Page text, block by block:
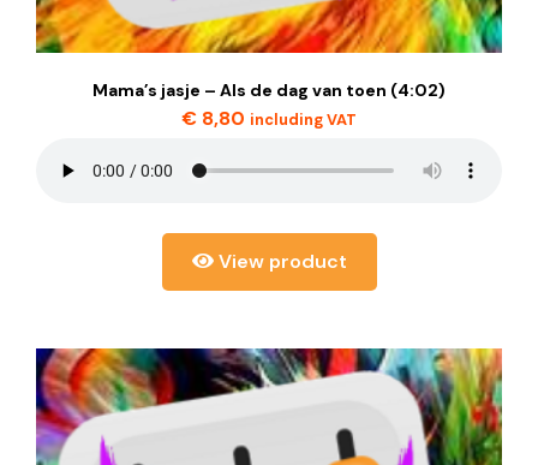
Mama’s jasje – Als de dag van toen (4:02)
€ 8,80 including VAT
View product